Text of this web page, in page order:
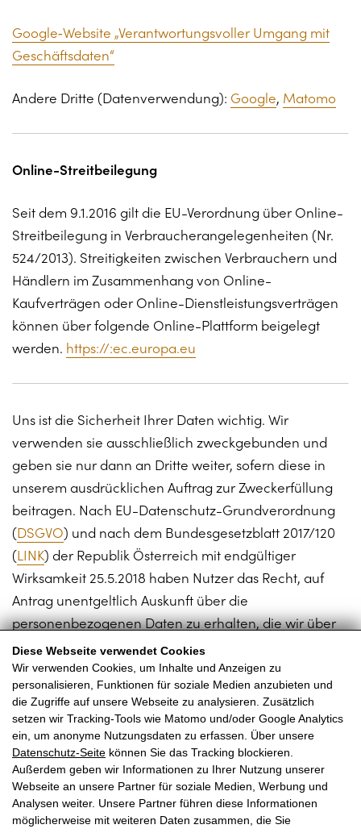
Diese Webseite verwendet Cookies
Wir verwenden Cookies, um Inhalte und Anzeigen zu
personalisieren, Funktionen für soziale Medien anzubieten und
die Zugriffe auf unsere Webseite zu analysieren. Zusätzlich
setzen wir Tracking-Tools wie Matomo und/oder Google Analytics
ein, um anonyme Nutzungsdaten zu erfassen. Über unsere
Datenschutz-Seite können Sie das Tracking blockieren.
Außerdem geben wir Informationen zu Ihrer Nutzung unserer
Webseite an unsere Partner für soziale Medien, Werbung und
Analysen weiter. Unsere Partner führen diese Informationen
möglicherweise mit weiteren Daten zusammen, die Sie
Google‑Website „Verantwortungsvoller Umgang mit
Geschäftsdaten“
Andere Dritte (Datenverwendung): Google, Matomo
Online-Streitbeilegung
Seit dem 9.1.2016 gilt die EU-Verordnung über Online-
Streitbeilegung in Verbraucherangelegenheiten (Nr.
524/2013). Streitigkeiten zwischen Verbrauchern und
Händlern im Zusammenhang von Online-
Kaufverträgen oder Online-Dienstleistungsverträgen
können über folgende Online-Plattform beigelegt
werden. https://:ec.europa.eu
Uns ist die Sicherheit Ihrer Daten wichtig. Wir
verwenden sie ausschließlich zweckgebunden und
geben sie nur dann an Dritte weiter, sofern diese in
unserem ausdrücklichen Auftrag zur Zweckerfüllung
beitragen. Nach EU-Datenschutz-Grundverordnung
(DSGVO) und nach dem Bundesgesetzblatt 2017/120
(LINK) der Republik Österreich mit endgültiger
Wirksamkeit 25.5.2018 haben Nutzer das Recht, auf
Antrag unentgeltlich Auskunft über die
personenbezogenen Daten zu erhalten, die wir über
sie gespeichert haben. Zusätzlich hat jeder Kunde bzw.
Nutzer jederzeit das Recht auf Berichtigung
unrichtiger Daten, Sperrung und Löschung seiner
personenbezogene Daten, soweit dem keine
gesetzliche Aufbewahrungs- oder Meldepflichtpflicht
entgegensteht.